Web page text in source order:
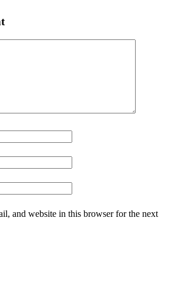
and website in this browser for the next